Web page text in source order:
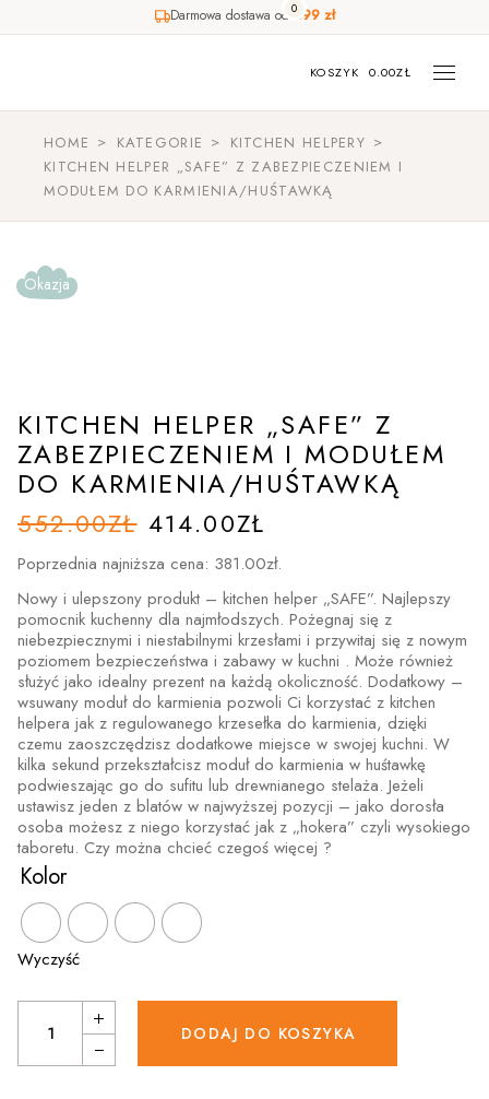
Darmowa dostawa od499 zł
Skip
0
KOSZYK 0.00ZŁ
HOME KATEGORIE
KITCHEN HELPERY
KITCHEN HELPER „SAFE” Z ZABEZPIECZENIEM I
MODUŁEM DO KARMIENIA/HUŚTAWKĄ
Okazja
KITCHEN HELPER „SAFE” Z
ZABEZPIECZENIEM I MODUŁEM
DO KARMIENIA/HUŚTAWKĄ
552.00ZŁ
PIERWOTNA
CENA
WYNOSIŁA:
552.00ZŁ.
414.00ZŁ
AKTUALNA
CENA
WYNOSI:
414.00ZŁ.
Poprzednia najniższa cena: 381.00zł.
Nowy i ulepszony produkt – kitchen helper „SAFE”. Najlepszy
pomocnik kuchenny dla najmłodszych. Pożegnaj się z
niebezpiecznymi i niestabilnymi krzesłami i przywitaj się z nowym
poziomem bezpieczeństwa i zabawy w kuchni . Może również
służyć jako idealny prezent na każdą okoliczność. Dodatkowy –
wsuwany moduł do karmienia pozwoli Ci korzystać z kitchen
helpera jak z regulowanego krzesełka do karmienia, dzięki
czemu zaoszczędzisz dodatkowe miejsce w swojej kuchni. W
kilka sekund przekształcisz moduł do karmienia w huśtawkę
podwieszając go do sufitu lub drewnianego stelaża. Jeżeli
ustawisz jeden z blatów w najwyższej pozycji – jako dorosła
osoba możesz z niego korzystać jak z „hokera” czyli wysokiego
taboretu. Czy można chcieć czegoś więcej ?
Kolor
Wyczyść
Kitchen Helper "Safe" z zabezpieczeniem i modułem do karmienia/
DODAJ DO KOSZYKA